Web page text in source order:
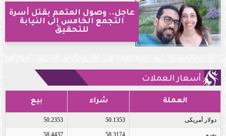
عاجل.. وصول المتهم بقتل أسرة
التجمع الخامس إلى النيابة
للتحقيق
أسعار العملات
العملة شراء بيع
دولار أمريكى 50.1353
50.2353